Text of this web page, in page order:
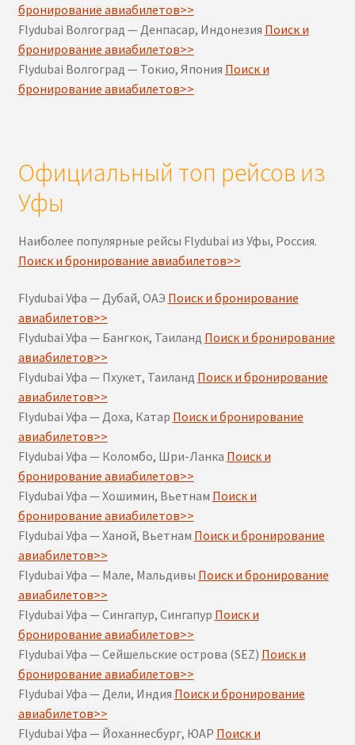
бронирование авиабилетов>>
Flydubai Волгоград — Денпасар, Индонезия Поиск и
бронирование авиабилетов>>
Flydubai Волгоград — Токио, Япония Поиск и
бронирование авиабилетов>>
Официальный топ рейсов из
Уфы
Наиболее популярные рейсы Flydubai из Уфы, Россия.
Поиск и бронирование авиабилетов>>
Flydubai Уфа — Дубай, ОАЭ Поиск и бронирование
авиабилетов>>
Flydubai Уфа — Бангкок, Таиланд Поиск и бронирование
авиабилетов>>
Flydubai Уфа — Пхукет, Таиланд Поиск и бронирование
авиабилетов>>
Flydubai Уфа — Доха, Катар Поиск и бронирование
авиабилетов>>
Flydubai Уфа — Коломбо, Шри-Ланка Поиск и
бронирование авиабилетов>>
Flydubai Уфа — Хошимин, Вьетнам Поиск и
бронирование авиабилетов>>
Flydubai Уфа — Ханой, Вьетнам Поиск и бронирование
авиабилетов>>
Flydubai Уфа — Мале, Мальдивы Поиск и бронирование
авиабилетов>>
Flydubai Уфа — Сингапур, Сингапур Поиск и
бронирование авиабилетов>>
Flydubai Уфа — Сейшельские острова (SEZ) Поиск и
бронирование авиабилетов>>
Flydubai Уфа — Дели, Индия Поиск и бронирование
авиабилетов>>
Flydubai Уфа — Йоханнесбург, ЮАР Поиск и